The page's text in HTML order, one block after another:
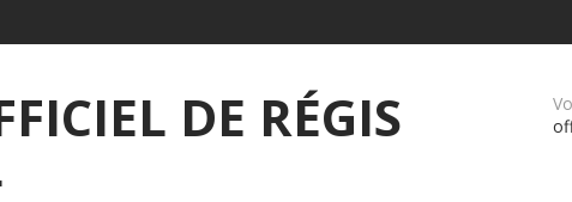
DE RÉGIS